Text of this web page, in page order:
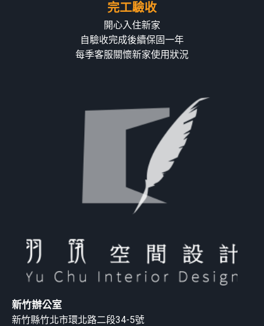
完工驗收
開心入住新家
自驗收完成後續保固一年
每季客服關懷新家使用狀況
新竹辦公室
新竹縣竹北市環北路二段34-5號